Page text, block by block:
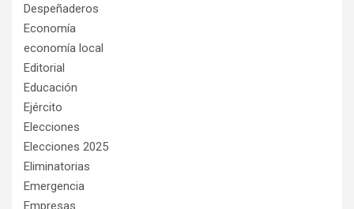
Despeñaderos
Economía
economía local
Editorial
Educación
Ejército
Elecciones
Elecciones 2025
Eliminatorias
Emergencia
Empresas